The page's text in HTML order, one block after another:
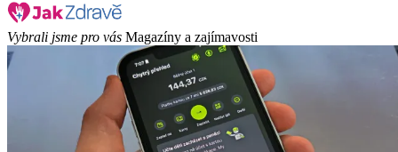
Vybrali jsme pro vás Magazíny a zajímavosti